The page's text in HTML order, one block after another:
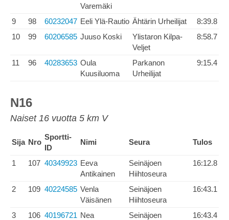
Varemäki
9 98 60232047 Eeli Ylä-Rautio Ähtärin Urheilijat
8:39.8
10
99 60206585 Juuso Koski
Ylistaron Kilpa-
Veljet
8:58.7
11 96 40283653 Oula
Kuusiluoma
Parkanon
Urheilijat
9:15.4
N16
Naiset 16 vuotta 5 km V
Sija Nro
Sportti-
ID
Nimi Seura Tulos
1 107 40349923 Eeva
Antikainen
Seinäjoen
Hiihtoseura
16:12.8
2 109 40224585 Venla
Väisänen
Seinäjoen
Hiihtoseura
16:43.1
3 106 40196721 Nea
Seinäjoen
16:43.4